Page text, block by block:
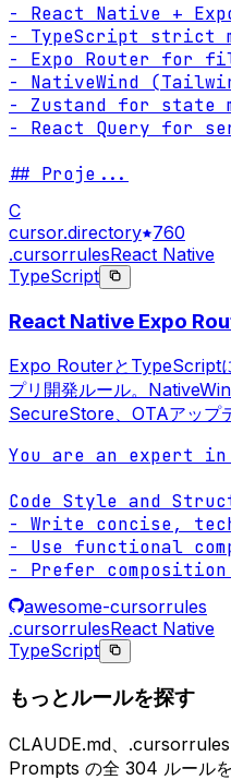
- React Native +
- TypeScript strict
- Expo Router for
- NativeWind
- Zustand for state
- React Query for
## Proje ...
C
cursor.directory 760
.cursorrulesReact Native
TypeScript
React Native Expo
Expo RouterとTypeScript
プリ開発ルール。
SecureStore、OTAアップ
You are an expert
Code Style and
- Write concise,
- Use functional
- Prefer composition
awesome-cursorrules
.cursorrulesReact Native
TypeScript
もっとルールを探す
CLAUDE.md、
Prompts の全 304 ルールを